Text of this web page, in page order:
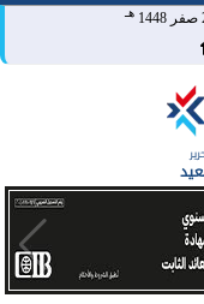
هـ